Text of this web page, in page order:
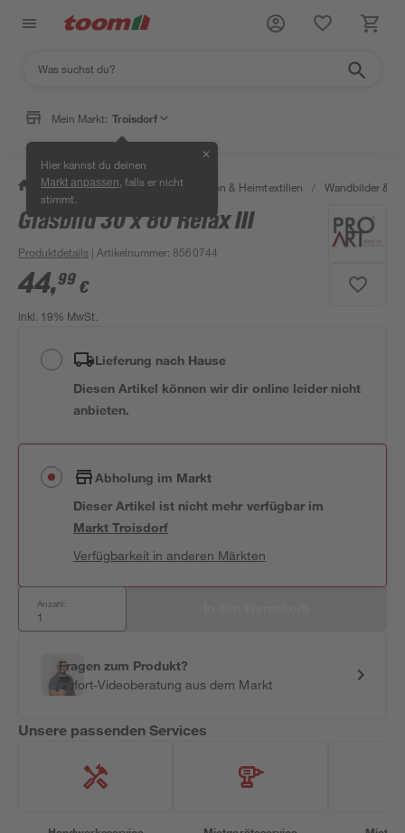
Mein Markt: Troisdorf
Hier kannst du deinen
Markt anpassen , falls er nicht
stimmt.
✕
/ Wohnen & Haushalt / Dekoration & Heimtextilien / Wandbilder &
Glasbild 30 x 80 Relax III
Produktdetails | Artikelnummer: 8560744
44,99 €
inkl. 19% MwSt.
Lieferung nach Hause
Diesen Artikel können wir dir online leider nicht
anbieten.
Abholung im Markt
Dieser Artikel ist nicht mehr verfügbar im
MarktTroisdorf
Verfügbarkeit in anderen Märkten
Anzahl:
Fragen zum Produkt?
Sofort-Videoberatung aus dem Markt
Unsere passenden Services